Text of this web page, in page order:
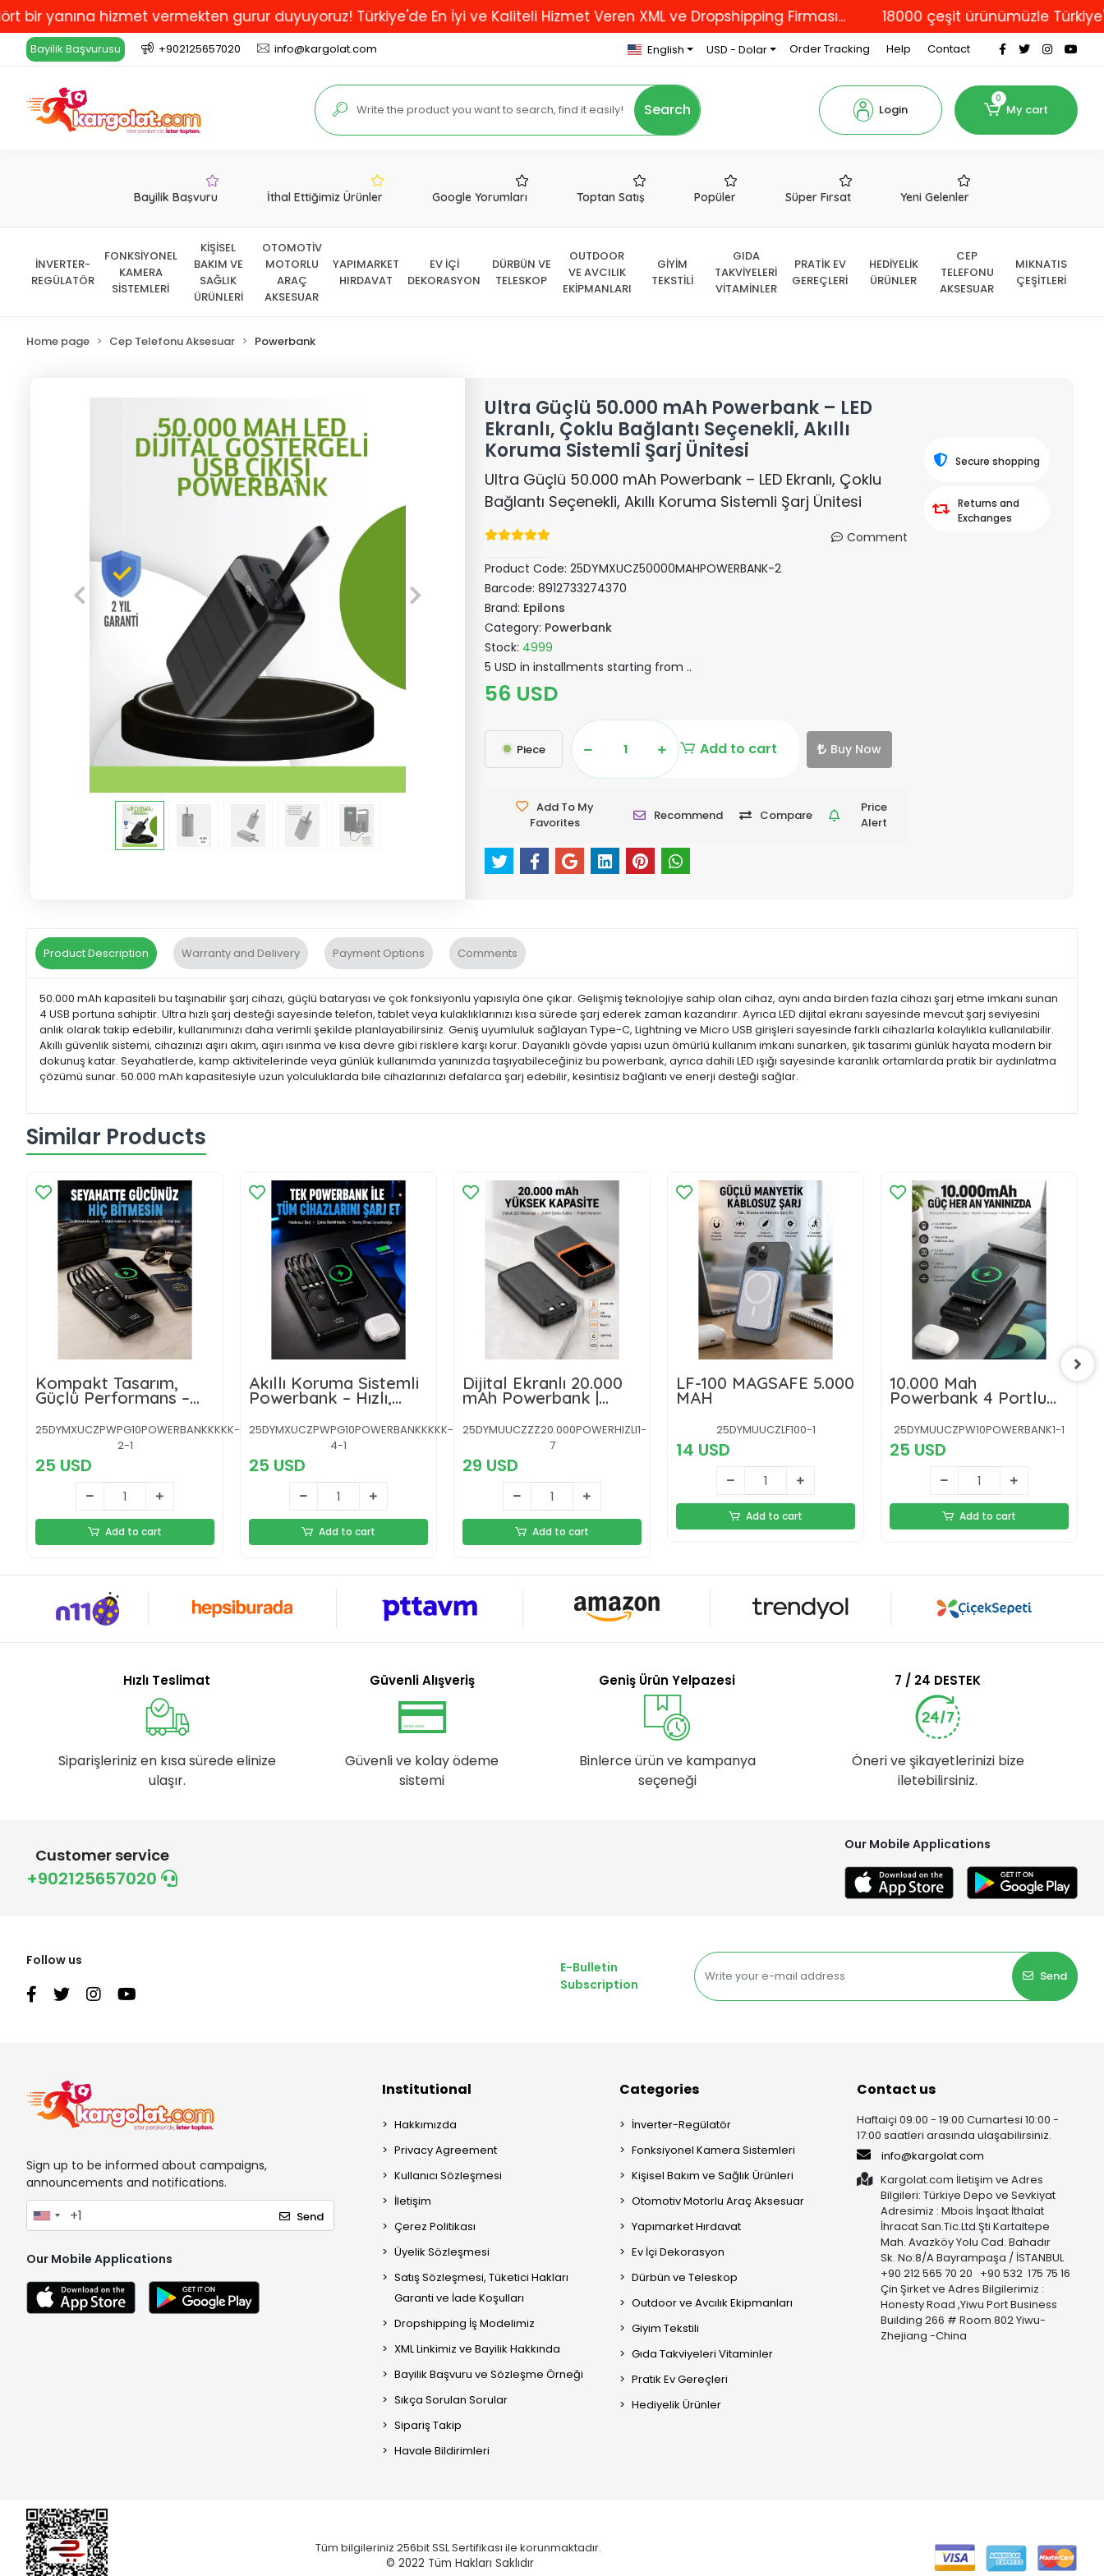
hizmet vermekten gurur duyuyoruz! Türkiye'de En İyi ve Kaliteli Hizmet Veren XML ve Dropshipping Firması... 18000 çeşit ürünümüzle Türkiye'nin
Bayilik Başvurusu +902125657020 info@kargolat.com English USD - Dolar Order Tracking Help Contact
Search Login
0
My cart
Bayilik Başvuru İthal Ettiğimiz Ürünler Google Yorumları Toptan Satış Popüler Süper Fırsat Yeni Gelenler
İNVERTER-
REGÜLATÖR
FONKSİYONEL
KAMERA
SİSTEMLERİ
KİŞİSEL
BAKIM VE
SAĞLIK
ÜRÜNLERİ
OTOMOTİV
MOTORLU
ARAÇ
AKSESUAR
YAPIMARKET
HIRDAVAT
EV İÇİ
DEKORASYON
DÜRBÜN VE
TELESKOP
OUTDOOR
VE AVCILIK
EKİPMANLARI
GİYİM
TEKSTİLİ
GIDA
TAKVİYELERİ
VİTAMİNLER
PRATİK EV
GEREÇLERİ
HEDİYELİK
ÜRÜNLER
CEP
TELEFONU
AKSESUAR
MIKNATIS
ÇEŞİTLERİ
Home page Cep Telefonu Aksesuar Powerbank
Ultra Güçlü 50.000 mAh Powerbank – LED
Ekranlı, Çoklu Bağlantı Seçenekli, Akıllı
Koruma Sistemli Şarj Ünitesi
Ultra Güçlü 50.000 mAh Powerbank – LED Ekranlı, Çoklu
Bağlantı Seçenekli, Akıllı Koruma Sistemli Şarj Ünitesi
Comment
Product Code:25DYMXUCZ50000MAHPOWERBANK-2
Barcode:8912733274370
Brand: Epilons
Category: Powerbank
Stock: 4999
5 USD in installments starting from ..
56 USD
Piece Add to cart Buy Now
Add To My
Favorites
Recommend Compare
Price
Alert
Secure shopping
Returns and
Exchanges
Product Description Warranty and Delivery Payment Options Comments
50.000 mAh kapasiteli bu taşınabilir şarj cihazı, güçlü bataryası ve çok fonksiyonlu yapısıyla öne çıkar. Gelişmiş teknolojiye sahip olan cihaz, aynı anda birden fazla cihazı şarj etme imkanı sunan
4 USB portuna sahiptir. Ultra hızlı şarj desteği sayesinde telefon, tablet veya kulaklıklarınızı kısa sürede şarj ederek zaman kazandırır. Ayrıca LED dijital ekranı sayesinde mevcut şarj seviyesini
anlık olarak takip edebilir, kullanımınızı daha verimli şekilde planlayabilirsiniz. Geniş uyumluluk sağlayan Type-C, Lightning ve Micro USB girişleri sayesinde farklı cihazlarla kolaylıkla kullanılabilir.
Akıllı güvenlik sistemi, cihazınızı aşırı akım, aşırı ısınma ve kısa devre gibi risklere karşı korur. Dayanıklı gövde yapısı uzun ömürlü kullanım imkanı sunarken, şık tasarımı günlük hayata modern bir
dokunuş katar. Seyahatlerde, kamp aktivitelerinde veya günlük kullanımda yanınızda taşıyabileceğiniz bu powerbank, ayrıca dahili LED ışığı sayesinde karanlık ortamlarda pratik bir aydınlatma
çözümü sunar. 50.000 mAh kapasitesiyle uzun yolculuklarda bile cihazlarınızı defalarca şarj edebilir, kesintisiz bağlantı ve enerji desteği sağlar.
Similar Products
Kompakt Tasarım,
Güçlü Performans –
10000mAh Kablosuz
Powerbank
25DYMXUCZPWPG10POWERBANKKKKK-
2-1
25 USD
Add to cart
Akıllı Koruma Sistemli
Powerbank – Hızlı,
Güvenli ve Modern
25DYMXUCZPWPG10POWERBANKKKKK-
4-1
25 USD
Add to cart
Dijital Ekranlı 20.000
mAh Powerbank |
Çoklu Bağlantı
Seçeneği Yeni Nesil
25DYMUUCZZZ20.000POWERHIZLI1-
7
29 USD
Add to cart
LF-100 MAGSAFE 5.000
MAH
25DYMUUCZLF100-1
14 USD
Add to cart
10.000 Mah
Powerbank 4 Portlu
Göstergeli
25DYMUUCZPW10POWERBANK1-1
25 USD
Add to cart
Hızlı Teslimat
Siparişleriniz en kısa sürede elinize
ulaşır.
Güvenli Alışveriş
Güvenli ve kolay ödeme
sistemi
Geniş Ürün Yelpazesi
Binlerce ürün ve kampanya
seçeneği
7 / 24 DESTEK
Öneri ve şikayetlerinizi bize
iletebilirsiniz.
Customer service
+902125657020
Our Mobile Applications
Follow us
E-Bulletin
Subscription
Send
Sign up to be informed about campaigns,
announcements and notifications.
Send
Our Mobile Applications
Institutional
Hakkımızda
Privacy Agreement
Kullanıcı Sözleşmesi
İletişim
Çerez Politikası
Üyelik Sözleşmesi
Satış Sözleşmesi, Tüketici Hakları
Garanti ve İade Koşulları
Dropshipping İş Modelimiz
XML Linkimiz ve Bayilik Hakkında
Bayilik Başvuru ve Sözleşme Örneği
Sıkça Sorulan Sorular
Sipariş Takip
Havale Bildirimleri
Categories
İnverter-Regülatör
Fonksiyonel Kamera Sistemleri
Kişisel Bakım ve Sağlık Ürünleri
Otomotiv Motorlu Araç Aksesuar
Yapımarket Hırdavat
Ev İçi Dekorasyon
Dürbün ve Teleskop
Outdoor ve Avcılık Ekipmanları
Giyim Tekstili
Gıda Takviyeleri Vitaminler
Pratik Ev Gereçleri
Hediyelik Ürünler
Contact us
Haftaiçi 09:00 - 19:00 Cumartesi 10:00 -
17:00 saatleri arasında ulaşabilirsiniz.
info@kargolat.com
Kargolat.com İletişim ve Adres
Bilgileri: Türkiye Depo ve Sevkiyat
Adresimiz : Mbois İnşaat İthalat
İhracat San.Tic.Ltd.Şti Kartaltepe
Mah. Avazköy Yolu Cad. Bahadır
Sk. No:8/A Bayrampaşa / İSTANBUL
+90 212 565 70 20 +90 532 175 75 16
Çin Şirket ve Adres Bilgilerimiz :
Honesty Road ,Yiwu Port Business
Building 266 # Room 802 Yiwu-
Zhejiang -China
Tüm bilgileriniz 256bit SSL Sertifikası ile korunmaktadır.
© 2022 Tüm Hakları Saklıdır